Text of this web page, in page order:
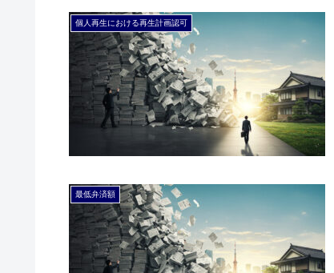
個人再生における再生計画認可
最低弁済額